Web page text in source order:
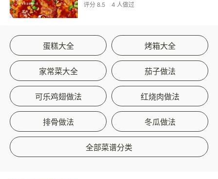
评分 8.5 4 人做过
蛋糕大全 烤箱大全
家常菜大全 茄子做法
可乐鸡翅做法 红烧肉做法
排骨做法 冬瓜做法
全部菜谱分类